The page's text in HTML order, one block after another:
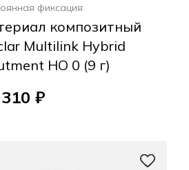
фиксация
композитный
Multilink Hybrid
HO 0 (9 г)
₽